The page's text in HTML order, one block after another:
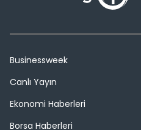
Businessweek
Canlı Yayın
Ekonomi Haberleri
Borsa Haberleri